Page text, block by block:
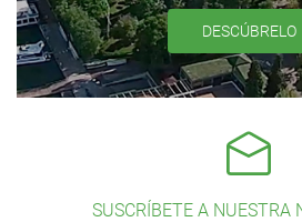
DESCÚBRELO
SUSCRÍBETE A NUESTRA